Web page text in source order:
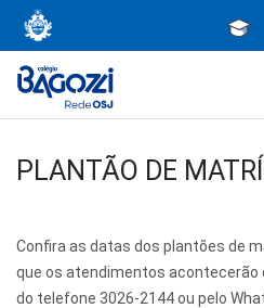
PLANTÃO DE
Confira as datas dos plantões de
que os atendimentos acontecerão
do telefone 3026-2144 ou pelo